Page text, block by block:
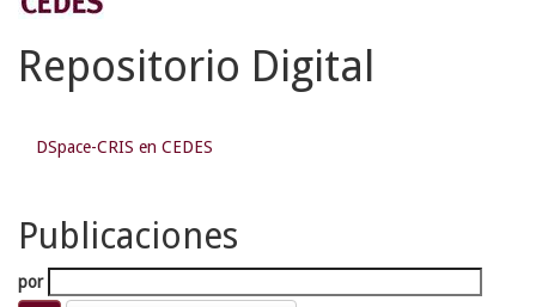
Repositorio Digital
DSpace-CRIS en CEDES
Publicaciones
por